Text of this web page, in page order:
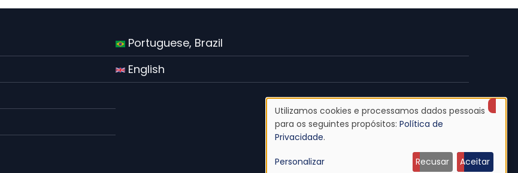
Portuguese, Brazil
English
Uso
de
Utilizamos cookies e processamos dados pessoais
para os seguintes propósitos: Política de
Privacidade.
Personalizar Recusar Aceitar